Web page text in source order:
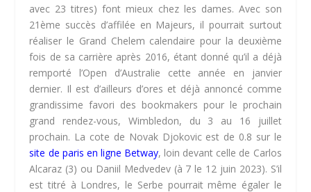
avec 23 titres) font mieux chez les dames. Avec son
21ème succès d’affilée en Majeurs, il pourrait surtout
réaliser le Grand Chelem calendaire pour la deuxième
fois de sa carrière après 2016, étant donné qu’il a déjà
remporté l’Open d’Australie cette année en janvier
dernier. Il est d’ailleurs d’ores et déjà annoncé comme
grandissime favori des bookmakers pour le prochain
grand rendez-vous, Wimbledon, du 3 au 16 juillet
prochain. La cote de Novak Djokovic est de 0.8 sur le
site de paris en ligne Betway, loin devant celle de Carlos
Alcaraz (3) ou Daniil Medvedev (à 7 le 12 juin 2023). S’il
est titré à Londres, le Serbe pourrait même égaler le